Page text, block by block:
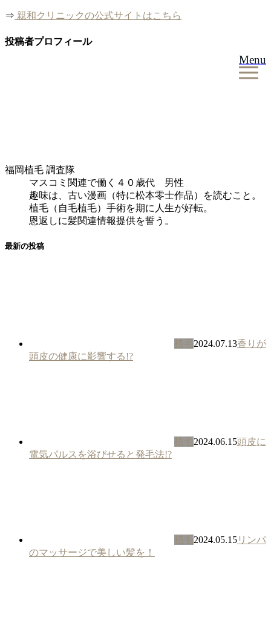
Menu
⇒ 親和クリニックの公式サイトはこちら
投稿者プロフィール
福岡植毛 調査隊
マスコミ関連で働く４０歳代 男性
趣味は、古い漫画（特に松本零士作品）を読むこと。
植毛（自毛植毛）手術を期に人生が好転。
恩返しに髪関連情報提供を誓う。
最新の投稿
植毛 2024.07.13香りが
頭皮の健康に影響する!?
植毛 2024.06.15頭皮に
電気パルスを浴びせると発毛法!?
植毛 2024.05.15リンパ
のマッサージで美しい髪を！